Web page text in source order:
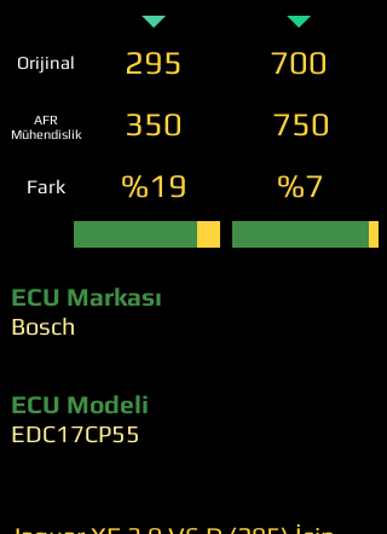
Orijinal 295 700
AFR
Mühendislik
350 750
Fark %19 %7
ECU Markası
Bosch
ECU Modeli
EDC17CP55